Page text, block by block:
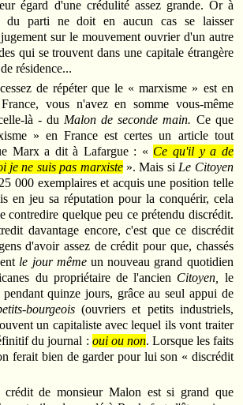
égard d'une crédulité assez grande. Or à
du parti ne doit en aucun cas se laisser
sur le mouvement ouvrier d'un autre
qui se trouvent dans une capitale étrangère
résidence...
de répéter que le « marxisme » est en
vous n'avez en somme vous‑même
‑ du Malon de seconde main. Ce que
» en France est certes un article tout
Marx a dit à Lafargue : « Ce qu'il y a de
je ne suis pas marxiste». Mais si Le Citoyen
000 exemplaires et acquis une position telle
en jeu sa réputation pour la conquérir, cela
contredire quelque peu ce prétendu discrédit.
davantage encore, c'est que ce discrédit
d'avoir assez de crédit pour que, chassés
le jour mêmeun nouveau grand quotidien
du propriétaire de l'ancien Citoyen, le
quinze jours, grâce au seul appui de
(ouvriers et petits industriels,
un capitaliste avec lequel ils vont traiter
du journal : oui ou non. Lorsque les faits
ferait bien de garder pour lui son « discrédit
crédit de monsieur Malon est si grand que